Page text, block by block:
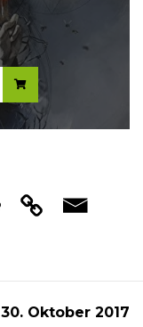
30. Oktober 2017